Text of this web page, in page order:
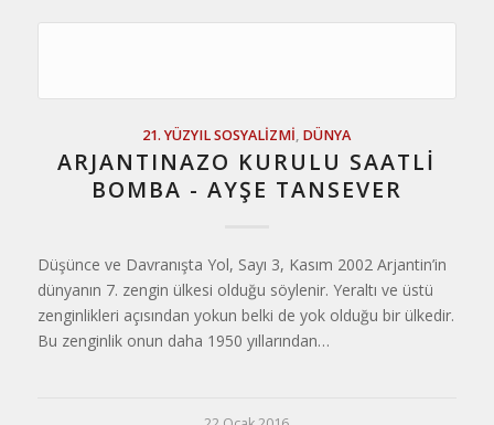
21. YÜZYIL SOSYALIZMI, DÜNYA
ARJANTINAZO KURULU SAATLİ
BOMBA - AYŞE TANSEVER
Düşünce ve Davranışta Yol, Sayı 3, Kasım 2002 Arjantin’in
dünyanın 7. zengin ülkesi olduğu söylenir. Yeraltı ve üstü
zenginlikleri açısından yokun belki de yok olduğu bir ülkedir.
Bu zenginlik onun daha 1950 yıllarından…